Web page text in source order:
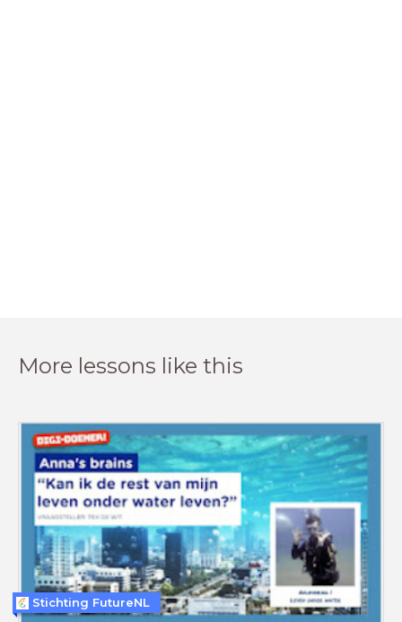
More lessons like this
Stichting FutureNL